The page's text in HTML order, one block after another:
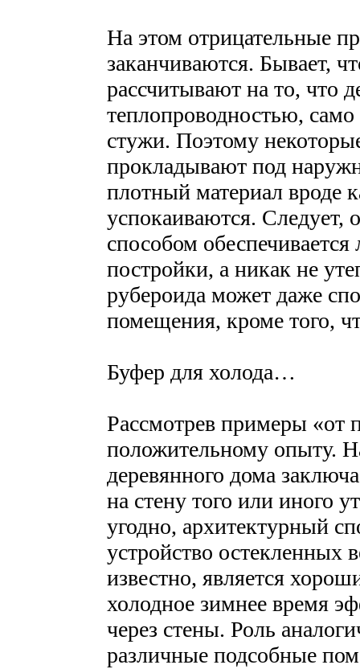
На этом отрицательные
заканчиваются. Бывает,
рассчитывают на то, что
теплопроводностью,
стужи. Поэтому
прокладывают под
плотный материал вроде
успокаиваются. Следует,
способом
постройки, а никак не
рубероида может даже
помещения, кроме того,
Буфер для холода…
Рассмотрев примеры «от
положительному опыту.
деревянного дома
на стену того или иного
угодно, архитектурный
устройство остекленных
известно, является
холодное зимнее время
через стены. Роль
различные подсобные